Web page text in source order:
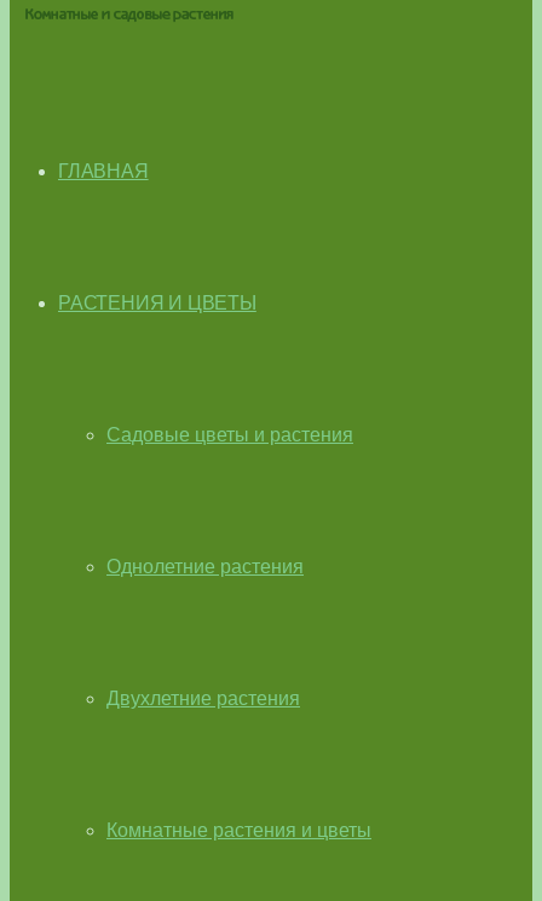
ГЛАВНАЯ
РАСТЕНИЯ И ЦВЕТЫ
Садовые цветы и растения
Однолетние растения
Двухлетние растения
Комнатные растения и цветы